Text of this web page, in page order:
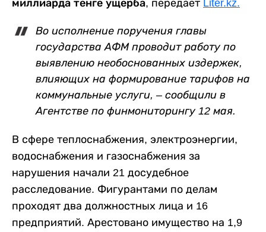
миллиарда тенге ущерба, передает Liter.kz.
Во исполнение поручения главы
государства АФМ проводит работу по
выявлению необоснованных издержек,
влияющих на формирование тарифов на
коммунальные услуги, – сообщили в
Агентстве по финмониторингу 12 мая.
В сфере теплоснабжения, электроэнергии,
водоснабжения и газоснабжения за
нарушения начали 21 досудебное
расследование. Фигурантами по делам
проходят два должностных лица и 16
предприятий. Арестовано имущество на 1,9